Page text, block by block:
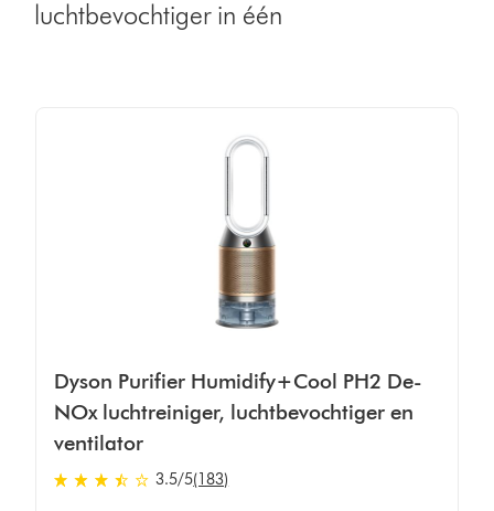
luchtbevochtiger in één
Dyson Purifier Humidify+Cool PH2 De-
NOx luchtreiniger, luchtbevochtiger en
ventilator
3.5
3.5/5(183)